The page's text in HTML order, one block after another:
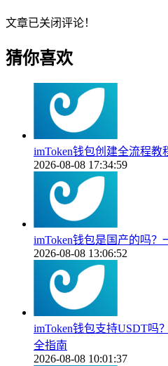
文章已关闭评论！
猜你喜欢
imToken钱包创建全流程教
2026-08-08 17:34:59
imToken钱包是国产的吗
2026-08-08 13:06:52
imToken钱包支持USDT吗
全指南
2026-08-08 10:01:37